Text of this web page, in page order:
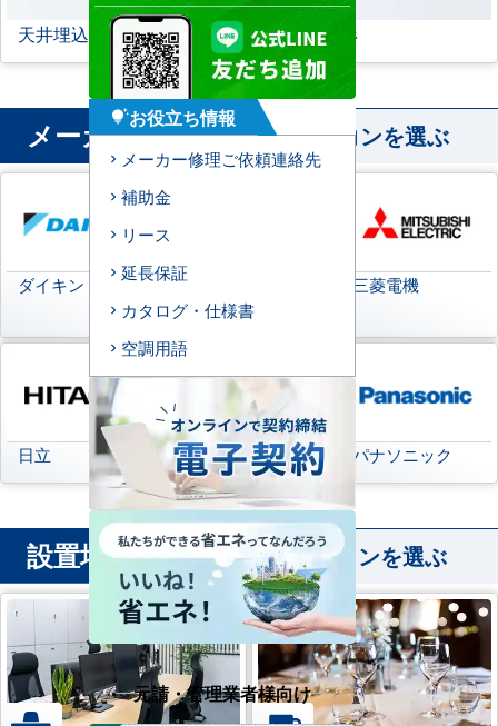
天井埋込ダクト形 天吊自在形
メーカー から業務用エアコンを選ぶ
ダイキン
日本キヤリア
(旧:東芝キヤリア)
三菱電機
日立 三菱重工 パナソニック
設置場所 から業務用エアコンを選ぶ
tips_and_updatesお役立ち情報
メーカー修理ご依頼連絡先
補助金
リース
延長保証
カタログ・仕様書
空調用語
元請・管理業者様向け